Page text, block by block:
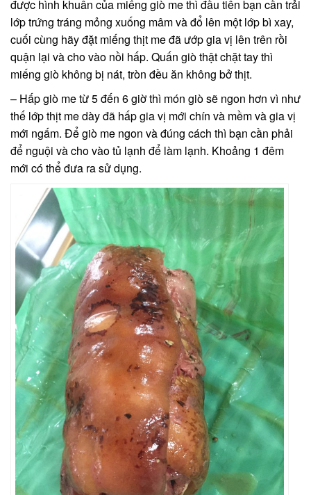
được hình khuân của miếng giò me thì đầu tiên bạn cần trải
lớp trứng tráng mỏng xuống mâm và đổ lên một lớp bì xay,
cuối cùng hãy đặt miếng thịt me đã ướp gia vị lên trên rồi
quận lại và cho vào nồi hấp. Quấn giò thật chặt tay thì
miếng giò không bị nát, tròn đều ăn không bở thịt.
– Hấp giò me từ 5 đến 6 giờ thì món giò sẽ ngon hơn vì như
thế lớp thịt me dày đã hấp gia vị mới chín và mềm và gia vị
mới ngấm. Để giò me ngon và đúng cách thì bạn cần phải
để nguội và cho vào tủ lạnh để làm lạnh. Khoảng 1 đêm
mới có thể đưa ra sử dụng.